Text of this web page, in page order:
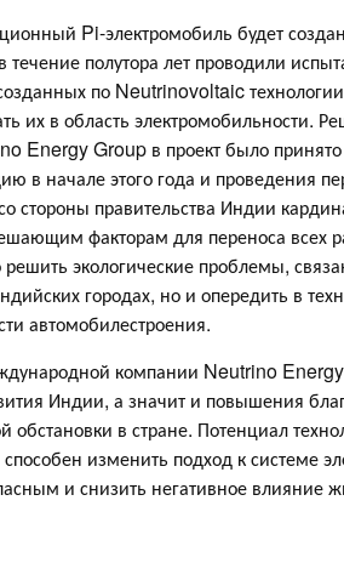
Pi-электромобиль будет
полутора лет проводили
по Neutrinovoltaic
их в область электромобильности.
Energy Group в проект было принято
начале этого года и проведения
стороны правительства Индии
факторам для переноса всех
экологические проблемы,
городах, но и опередить в
автомобилестроения.
компании Neutrino
Индии, а значит и повышения
обстановки в стране. Потенциал
изменить подход к системе
и снизить негативное влияние